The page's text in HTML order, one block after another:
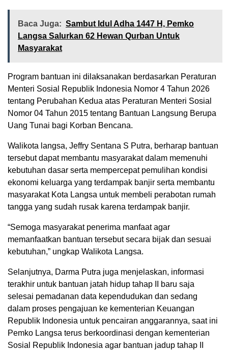
Baca Juga: Sambut Idul Adha 1447 H, Pemko
Langsa Salurkan 62 Hewan Qurban Untuk
Masyarakat
Program bantuan ini dilaksanakan berdasarkan Peraturan
Menteri Sosial Republik Indonesia Nomor 4 Tahun 2026
tentang Perubahan Kedua atas Peraturan Menteri Sosial
Nomor 04 Tahun 2015 tentang Bantuan Langsung Berupa
Uang Tunai bagi Korban Bencana.
Walikota langsa, Jeffry Sentana S Putra, berharap bantuan
tersebut dapat membantu masyarakat dalam memenuhi
kebutuhan dasar serta mempercepat pemulihan kondisi
ekonomi keluarga yang terdampak banjir serta membantu
masyarakat Kota Langsa untuk membeli perabotan rumah
tangga yang sudah rusak karena terdampak banjir.
“Semoga masyarakat penerima manfaat agar
memanfaatkan bantuan tersebut secara bijak dan sesuai
kebutuhan,” ungkap Walikota Langsa.
Selanjutnya, Darma Putra juga menjelaskan, informasi
terakhir untuk bantuan jatah hidup tahap II baru saja
selesai pemadanan data kependudukan dan sedang
dalam proses pengajuan ke kementerian Keuangan
Republik Indonesia untuk pencairan anggarannya, saat ini
Pemko Langsa terus berkoordinasi dengan kementerian
Sosial Republik Indonesia agar bantuan jadup tahap II